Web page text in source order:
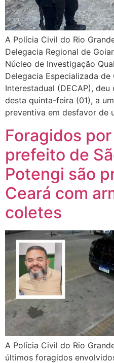
A Polícia Civil do Rio
Delegacia Regional de
Núcleo de Investigação
Delegacia Especializada de
Interestadual (DECAP),
desta quinta-feira (01), a
preventiva em desfavor de
Foragidos
prefeito de
Potengi são
Ceará com
coletes
A Polícia Civil do Rio
últimos foragidos